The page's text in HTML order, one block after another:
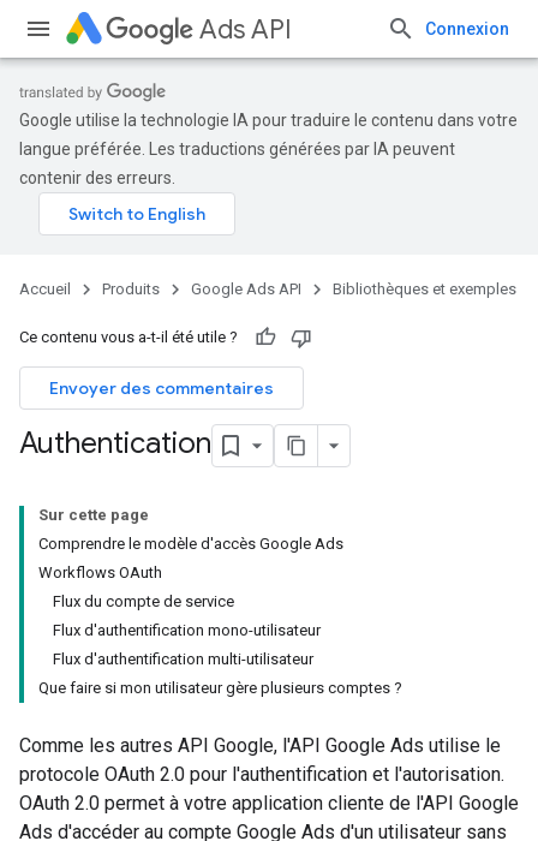
Ads API Connexion
Google utilise la technologie IA pour traduire le contenu dans votre
langue préférée. Les traductions générées par IA peuvent
contenir des erreurs.
Accueil Produits Google Ads API Bibliothèques et exemples
Ce contenu vous a-t-il été utile ?
Envoyer des commentaires
Authentication
Sur cette page
Comprendre le modèle d'accès Google Ads
Workflows OAuth
Flux du compte de service
Flux d'authentification mono-utilisateur
Flux d'authentification multi-utilisateur
Que faire si mon utilisateur gère plusieurs comptes ?
Comme les autres API Google, l'API Google Ads utilise le
protocole OAuth 2.0 pour l'authentification et l'autorisation.
OAuth 2.0 permet à votre application cliente de l'API Google
Ads d'accéder au compte Google Ads d'un utilisateur sans